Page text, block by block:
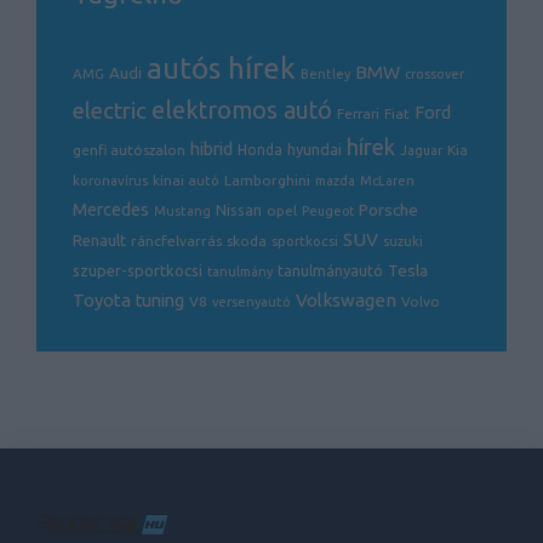
AMG Audi autós hírek Bentley BMW crossover
electric elektromos autó Ferrari Fiat Ford
genfi autószalon hibrid Honda hyundai hírek Jaguar Kia
koronavírus kínai autó Lamborghini mazda McLaren
Mercedes Mustang Nissan opel Peugeot Porsche
Renault ráncfelvarrás skoda sportkocsi SUV suzuki
szuper-sportkocsi tanulmány tanulmányautó Tesla
Toyota tuning V8 versenyautó Volkswagen Volvo